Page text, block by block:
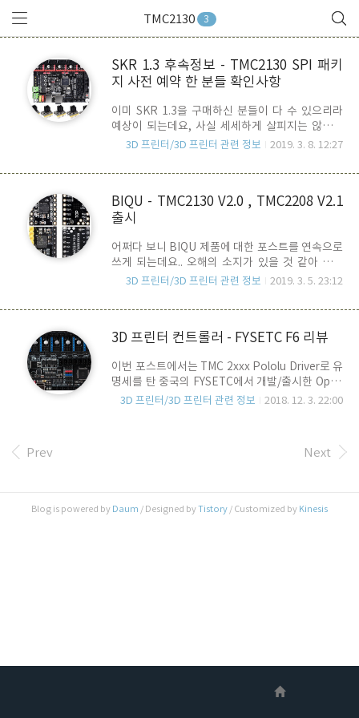
TMC2130 3
SKR 1.3 후속정보 - TMC2130 SPI 패키
지 사전 예약 한 분들 확인사항
이미 SKR 1.3을 구매하신 분들이 다 수 있으리라
예상이 되는데요, 사실 세세하게 살피지는 않으셨
을 것 같습니다. 위의 스샷은 Aliexpress의 판매 페
SPI Driver가 version 1.1 인 것을 확인하실 수 있
TT) AE에 새로 올라온 이미지를 보면, V1.1 Driver
에 DIAG Pin 작업은 해 놓은 것으로 확인이 됩니다.
듯이, TMC2130 Chip이 PCB의 Bottom 방향쪽
으로 납땜되어 있는 차이가 있고, 이는 효과적인 발
열과 관련이 있습니다. 사전 예약 분은 3/10일날 부
3D 프린터/3D 프린터 관련 정보 2019. 3. 8. 12:27
BIQU - TMC2130 V2.0 , TMC2208 V2.1
출시
어쩌다 보니 BIQU 제품에 대한 포스트를 연속으로
쓰게 되는데요.. 오해의 소지가 있을 것 같아 우선
말씀드리면, 저는 개인적으로 BIQU와 아무런 관련
중국발 SilentStepStick Clone Driver 중에서 나
AE(Aliexpress)에서 구매가능한 Driver는
이 있습니다. 동일한 Driver 이지만, 약간씩 가격에
차이가 있습니다. 경쟁때문이기도 하고, 부품의 단
가차이일 수도 있고, 일부 드라이버들은 설정기능
3D 프린터/3D 프린터 관련 정보 2019. 3. 5. 23:12
3D 프린터 컨트롤러 - FYSETC F6 리뷰
이번 포스트에서는 TMC 2xxx Pololu Driver로 유
명세를 탄 중국의 FYSETC에서 개발/출시한 Open
H/W 3D프린터 컨트롤러인 F6 보드에 대해 알아보
버전 이 후, 1.3에서 공식 릴리즈 된 것으로 보여 입
니다. 3D프린터의 두뇌 역활을 하는 컨트롤러는 전
이 후, 이 둘을 하나의 PCB로 통합한 All In One 보
드들이 점차 보편화 되면서, 최근에는 Arduino +
3D 프린터/3D 프린터 관련 정보 2018. 12. 3. 22:00
Prev Next
Blog is powered by Daum / Designed byTistory / Customized by Kinesis